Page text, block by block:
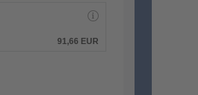
91,66 EUR